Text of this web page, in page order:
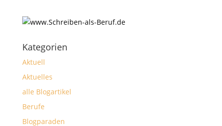
Kategorien
Aktuell
Aktuelles
alle Blogartikel
Berufe
Blogparaden